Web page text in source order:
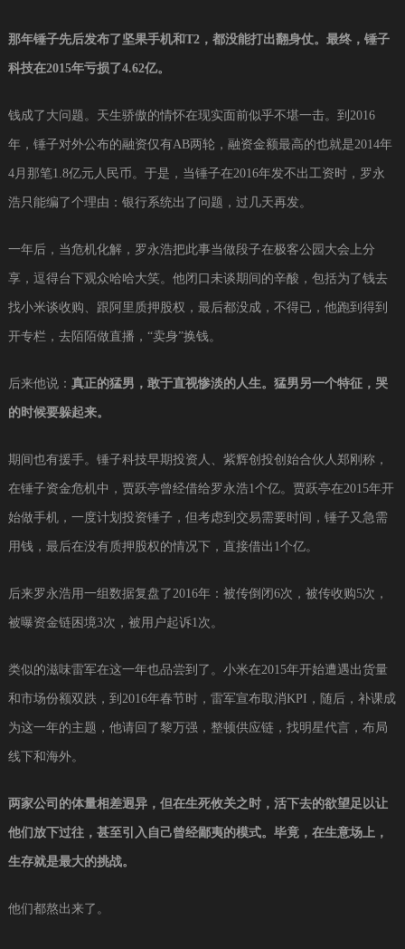
那年锤子先后发布了坚果手机和T2，都没能打出翻身仗。最终，锤子
科技在2015年亏损了4.62亿。
钱成了大问题。天生骄傲的情怀在现实面前似乎不堪一击。到2016
年，锤子对外公布的融资仅有AB两轮，融资金额最高的也就是2014年
4月那笔1.8亿元人民币。于是，当锤子在2016年发不出工资时，罗永
浩只能编了个理由：银行系统出了问题，过几天再发。
一年后，当危机化解，罗永浩把此事当做段子在极客公园大会上分
享，逗得台下观众哈哈大笑。他闭口未谈期间的辛酸，包括为了钱去
找小米谈收购、跟阿里质押股权，最后都没成，不得已，他跑到得到
开专栏，去陌陌做直播，“卖身”换钱。
后来他说： 真正的猛男，敢于直视惨淡的人生。猛男另一个特征，哭
的时候要躲起来。
期间也有援手。锤子科技早期投资人、紫辉创投创始合伙人郑刚称，
在锤子资金危机中，贾跃亭曾经借给罗永浩1个亿。贾跃亭在2015年开
始做手机，一度计划投资锤子，但考虑到交易需要时间，锤子又急需
用钱，最后在没有质押股权的情况下，直接借出1个亿。
后来罗永浩用一组数据复盘了2016年：被传倒闭6次，被传收购5次，
被曝资金链困境3次，被用户起诉1次。
类似的滋味雷军在这一年也品尝到了。小米在2015年开始遭遇出货量
和市场份额双跌，到2016年春节时，雷军宣布取消KPI，随后，补课成
为这一年的主题，他请回了黎万强，整顿供应链，找明星代言，布局
线下和海外。
两家公司的体量相差迥异，但在生死攸关之时，活下去的欲望足以让
他们放下过往，甚至引入自己曾经鄙夷的模式。毕竟，在生意场上，
生存就是最大的挑战。
他们都熬出来了。